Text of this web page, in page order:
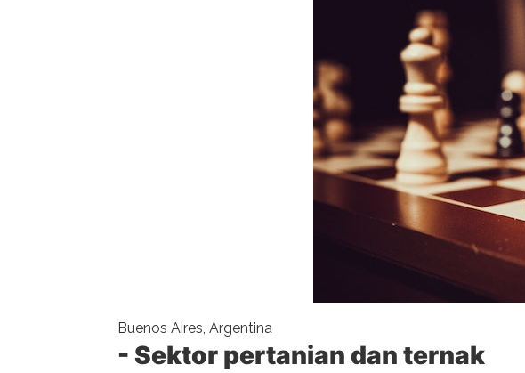
Buenos Aires, Argentina
- Sektor pertanian dan ternak